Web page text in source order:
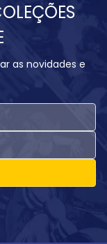
as novidades e